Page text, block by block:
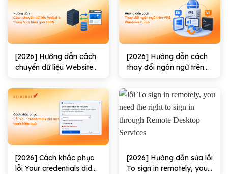
[2026] Hướng dẫn cách
chuyển dữ liệu Website
100%
[2026] Hướng dẫn cách
thay đổi ngôn ngữ trên
[2026] Cách khắc phục
lỗi Your credentials did
[2026] Hướng dẫn sửa lỗi
To sign in remotely, you